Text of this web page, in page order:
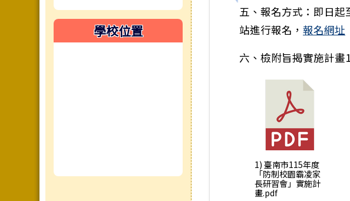
學校位置
五、報名方式：即日
站進行報名，報名網址
六、檢附旨揭實施計畫
1) 臺南市115年度
「防制校園霸凌家
長研習會」實施計
畫.pdf